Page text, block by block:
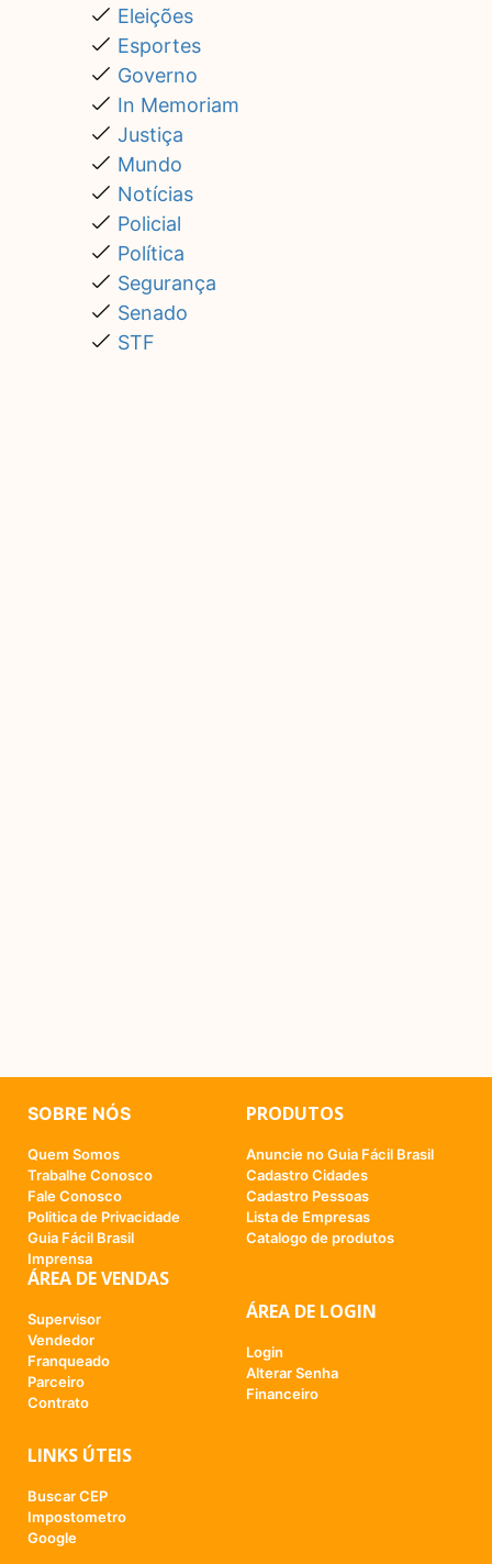
Eleições
Esportes
Governo
In Memoriam
Justiça
Mundo
Notícias
Policial
Política
Segurança
Senado
STF
SOBRE NÓS
Quem Somos
Trabalhe Conosco
Fale Conosco
Politica de Privacidade
Guia Fácil Brasil
Imprensa
PRODUTOS
Anuncie no Guia Fácil Brasil
Cadastro Cidades
Cadastro Pessoas
Lista de Empresas
Catalogo de produtos
ÁREA DE VENDAS
Supervisor
Vendedor
Franqueado
Parceiro
Contrato
ÁREA DE LOGIN
Login
Alterar Senha
Financeiro
LINKS ÚTEIS
Buscar CEP
Impostometro
Google